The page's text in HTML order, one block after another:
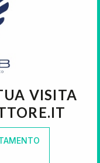
VISITA